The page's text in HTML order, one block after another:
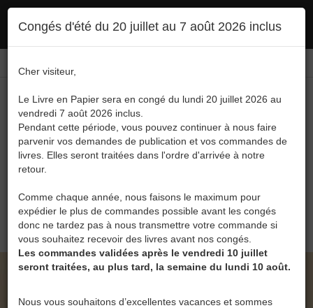
l'utilisation :politique en matière de confidentialité Accepter
Congés d'été du 20 juillet au 7 août 2026 inclus
Cher visiteur,
Le Livre en Papier sera en congé du lundi 20 juillet 2026 au
vendredi 7 août 2026 inclus.
Pendant cette période, vous pouvez continuer à nous faire
parvenir vos demandes de publication et vos commandes de
livres. Elles seront traitées dans l'ordre d'arrivée à notre
retour.
Comme chaque année, nous faisons le maximum pour
expédier le plus de commandes possible avant les congés
donc ne tardez pas à nous transmettre votre commande si
vous souhaitez recevoir des livres avant nos congés.
Les commandes validées après le vendredi 10 juillet
seront traitées, au plus tard, la semaine du lundi 10 août.
Nous vous souhaitons d’excellentes vacances et sommes
Menu
0
LE LIVRE EN PAPIER • TIR DE SURVIE DE
PIERRE GEORGE